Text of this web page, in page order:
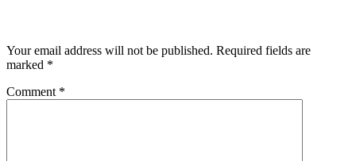
Your email address will not be published. Required fields are
marked *
Comment *